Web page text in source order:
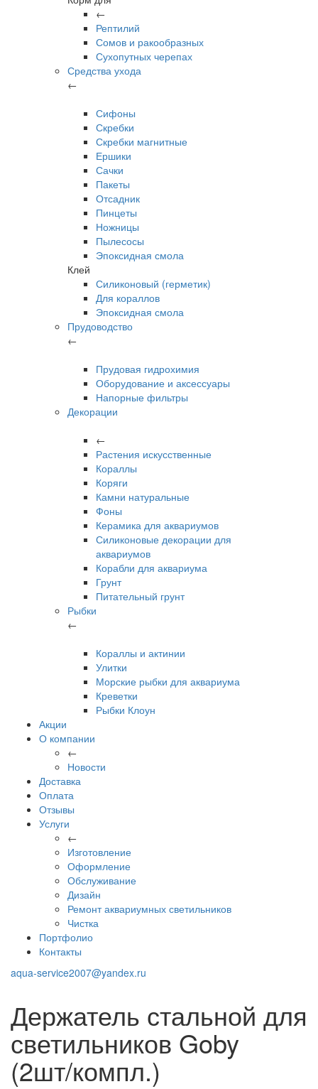
←
Рептилий
Сомов и ракообразных
Сухопутных черепах
Средства ухода
←
Сифоны
Скребки
Скребки магнитные
Ершики
Сачки
Пакеты
Отсадник
Пинцеты
Ножницы
Пылесосы
Эпоксидная смола
Клей
Силиконовый (герметик)
Для кораллов
Эпоксидная смола
Прудоводство
←
Прудовая гидрохимия
Оборудование и аксессуары
Напорные фильтры
Декорации
←
Растения искусственные
Кораллы
Коряги
Камни натуральные
Фоны
Керамика для аквариумов
Силиконовые декорации для
аквариумов
Корабли для аквариума
Грунт
Питательный грунт
Рыбки
←
Кораллы и актинии
Улитки
Морские рыбки для аквариума
Креветки
Рыбки Клоун
Акции
О компании
←
Новости
Доставка
Оплата
Отзывы
Услуги
←
Изготовление
Оформление
Обслуживание
Дизайн
Ремонт аквариумных светильников
Чистка
Портфолио
Контакты
aqua-service2007@yandex.ru
Держатель стальной для
светильников Goby
(2шт/компл.)